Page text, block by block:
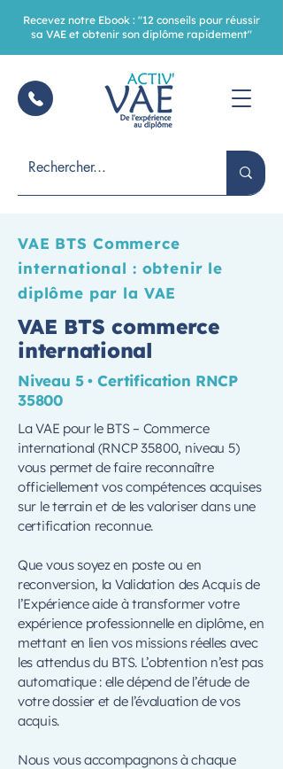
Recevez notre Ebook : "12 conseils pour réussir
sa VAE et obtenir son diplôme rapidement"
VAE BTS Commerce
international : obtenir le
diplôme par la VAE
VAE BTS commerce
international
Niveau 5 • Certification RNCP
35800
La VAE pour le BTS – Commerce
international (RNCP 35800, niveau 5)
vous permet de faire reconnaître
officiellement vos compétences acquises
sur le terrain et de les valoriser dans une
certification reconnue.
Que vous soyez en poste ou en
reconversion, la Validation des Acquis de
l’Expérience aide à transformer votre
expérience professionnelle en diplôme, en
mettant en lien vos missions réelles avec
les attendus du BTS. L’obtention n’est pas
automatique : elle dépend de l’étude de
votre dossier et de l’évaluation de vos
acquis.
Nous vous accompagnons à chaque